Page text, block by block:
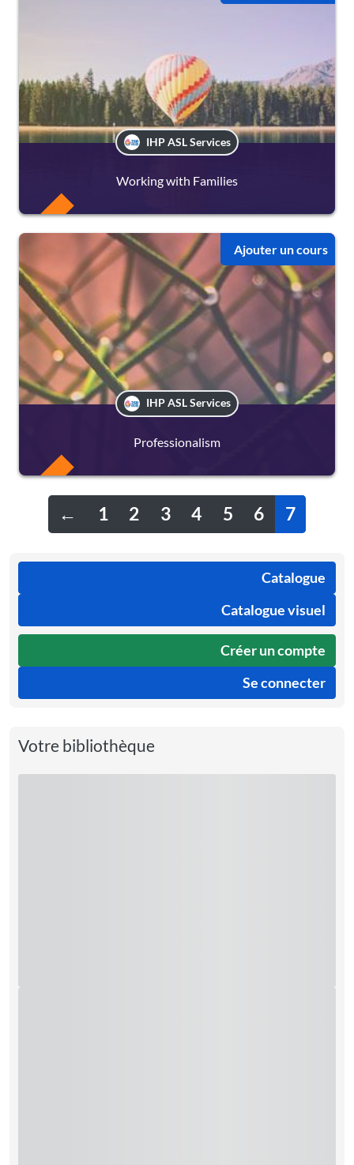
IHP ASL Services
Working with Families
FREE
IHP ASL Services
Professionalism
Ajouter un cours
FREE
← 1 2 3 4 5 6 7
Catalogue
Catalogue visuel
Créer un compte
Se connecter
Votre bibliothèque